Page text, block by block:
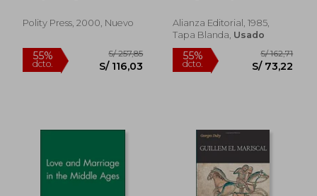
dcto. S/ 71,61 dcto.
Polity Press, 2000, Nuevo
Alianza Editorial, 1985,
Tapa Blanda, Usado